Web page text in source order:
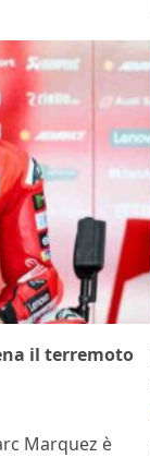
il terremoto
Marquez è